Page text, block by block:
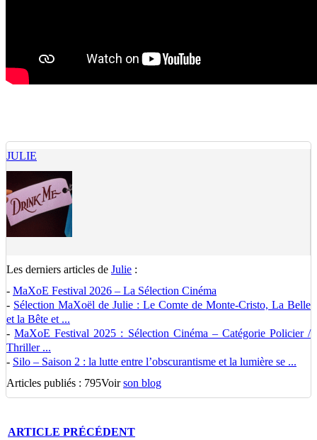
JULIE
Les derniers articles de Julie :
- MaXoE Festival 2026 – La Sélection Cinéma
- Sélection MaXoël de Julie : Le Comte de Monte-Cristo, La Belle
et la Bête et ...
-MaXoE Festival 2025 : Sélection Cinéma – Catégorie Policier /
Thriller ...
- Silo – Saison 2 : la lutte entre l’obscurantisme et la lumière se ...
Articles publiés : 795Voirson blog
ARTICLE PRÉCÉDENT